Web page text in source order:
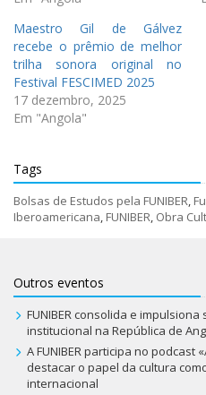
Maestro Gil de Gálvez
recebe o prêmio de melhor
trilha sonora original no
Festival FESCIMED 2025
17 dezembro, 2025
Em "Angola"
Tags
Bolsas de Estudos pela FUNIBER,
Iberoamericana, FUNIBER, Obra
Outros eventos
FUNIBER consolida e
institucional na República de
A FUNIBER participa no podcast
destacar o papel da cultura
internacional